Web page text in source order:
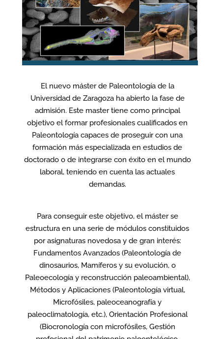
El nuevo máster de Paleontología de la
Universidad de Zaragoza ha abierto la fase de
admisión. Este master tiene como principal
objetivo el formar profesionales cualificados en
Paleontología capaces de proseguir con una
formación más especializada en estudios de
doctorado o de integrarse con éxito en el mundo
laboral, teniendo en cuenta las actuales
demandas.
Para conseguir este objetivo, el máster se
estructura en una serie de módulos constituidos
por asignaturas novedosa y de gran interés:
Fundamentos Avanzados (Paleontología de
dinosaurios, Mamíferos y su evolución, o
Paleoecología y reconstrucción paleoambiental),
Métodos y Aplicaciones (Paleontología virtual,
Microfósiles, paleoceanografía y
paleoclimatología, etc.), Orientación Profesional
(Biocronología con microfósiles, Gestión